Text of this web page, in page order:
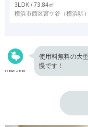
3LDK / 73.84㎡
横浜市西区宮ケ谷 （横浜駅）
cowcamo
使用料無料の大
慢です！